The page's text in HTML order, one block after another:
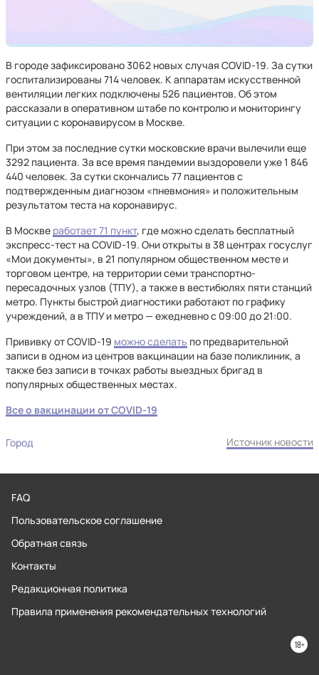
В городе зафиксировано 3062 новых случая COVID-19. За сутки
госпитализированы 714 человек. К аппаратам искусственной
вентиляции легких подключены 526 пациентов. Об этом
рассказали в оперативном штабе по контролю и мониторингу
ситуации с коронавирусом в Москве.
При этом за последние сутки московские врачи вылечили еще
3292 пациента. За все время пандемии выздоровели уже 1 846
440 человек. За сутки скончались 77 пациентов с
подтвержденным диагнозом «пневмония» и положительным
результатом теста на коронавирус.
В Москве работает 71 пункт, где можно сделать бесплатный
экспресс-тест на COVID-19. Они открыты в 38 центрах госуслуг
«Мои документы», в 21 популярном общественном месте и
торговом центре, на территории семи транспортно-
пересадочных узлов (ТПУ), а также в вестибюлях пяти станций
метро. Пункты быстрой диагностики работают по графику
учреждений, а в ТПУ и метро — ежедневно с 09:00 до 21:00.
Прививку от COVID-19 можно сделать по предварительной
записи в одном из центров вакцинации на базе поликлиник, а
также без записи в точках работы выездных бригад в
популярных общественных местах.
Все о вакцинации от COVID-19
Город Источник новости
FAQ
Пользовательское соглашение
Обратная связь
Контакты
Редакционная политика
Правила применения рекомендательных технологий